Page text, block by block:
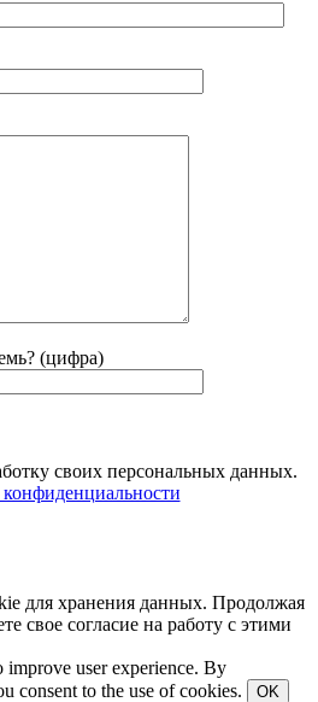
(цифра)
своих персональных данных.
для хранения данных. Продолжая
свое согласие на работу с этими
improve user experience. By
consent to the use of cookies.
OK